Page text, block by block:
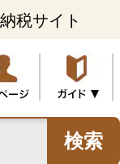
税サイト
検索